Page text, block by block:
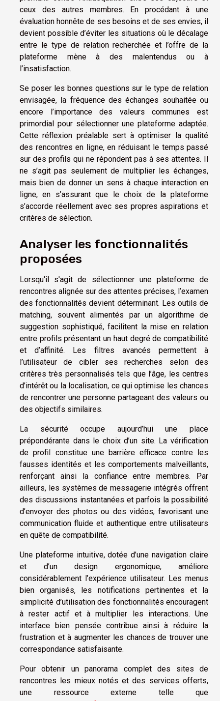
ceux des autres membres. En procédant à une
évaluation honnête de ses besoins et de ses envies, il
devient possible d’éviter les situations où le décalage
entre le type de relation recherchée et l’offre de la
plateforme mène à des malentendus ou à
l’insatisfaction.
Se poser les bonnes questions sur le type de relation
envisagée, la fréquence des échanges souhaitée ou
encore l’importance des valeurs communes est
primordial pour sélectionner une plateforme adaptée.
Cette réflexion préalable sert à optimiser la qualité
des rencontres en ligne, en réduisant le temps passé
sur des profils qui ne répondent pas à ses attentes. Il
ne s’agit pas seulement de multiplier les échanges,
mais bien de donner un sens à chaque interaction en
ligne, en s’assurant que le choix de la plateforme
s’accorde réellement avec ses propres aspirations et
critères de sélection.
Analyser les fonctionnalités
proposées
Lorsqu'il s'agit de sélectionner une plateforme de
rencontres alignée sur des attentes précises, l’examen
des fonctionnalités devient déterminant. Les outils de
matching, souvent alimentés par un algorithme de
suggestion sophistiqué, facilitent la mise en relation
entre profils présentant un haut degré de compatibilité
et d’affinité. Les filtres avancés permettent à
l’utilisateur de cibler ses recherches selon des
critères très personnalisés tels que l’âge, les centres
d’intérêt ou la localisation, ce qui optimise les chances
de rencontrer une personne partageant des valeurs ou
des objectifs similaires.
La sécurité occupe aujourd’hui une place
prépondérante dans le choix d’un site. La vérification
de profil constitue une barrière efficace contre les
fausses identités et les comportements malveillants,
renforçant ainsi la confiance entre membres. Par
ailleurs, les systèmes de messagerie intégrés offrent
des discussions instantanées et parfois la possibilité
d’envoyer des photos ou des vidéos, favorisant une
communication fluide et authentique entre utilisateurs
en quête de compatibilité.
Une plateforme intuitive, dotée d’une navigation claire
et d’un design ergonomique, améliore
considérablement l’expérience utilisateur. Les menus
bien organisés, les notifications pertinentes et la
simplicité d’utilisation des fonctionnalités encouragent
à rester actif et à multiplier les interactions. Une
interface bien pensée contribue ainsi à réduire la
frustration et à augmenter les chances de trouver une
correspondance satisfaisante.
Pour obtenir un panorama complet des sites de
rencontres les mieux notés et des services offerts,
une ressource externe telle que